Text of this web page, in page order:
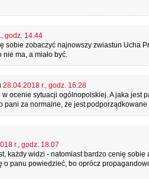
godz. 14.44
sobie zobaczyć najnowszy zwiastun Ucha
ma, a miało być.
28.04.2018 r., godz. 16.28
ocenie sytuacji ogólnopolskiej. A jaka jest
pani za normalne, że jest
r., godz. 18.07
każdy widzi - natomiast bardzo cenię
panu powiedzieć, bo oprócz